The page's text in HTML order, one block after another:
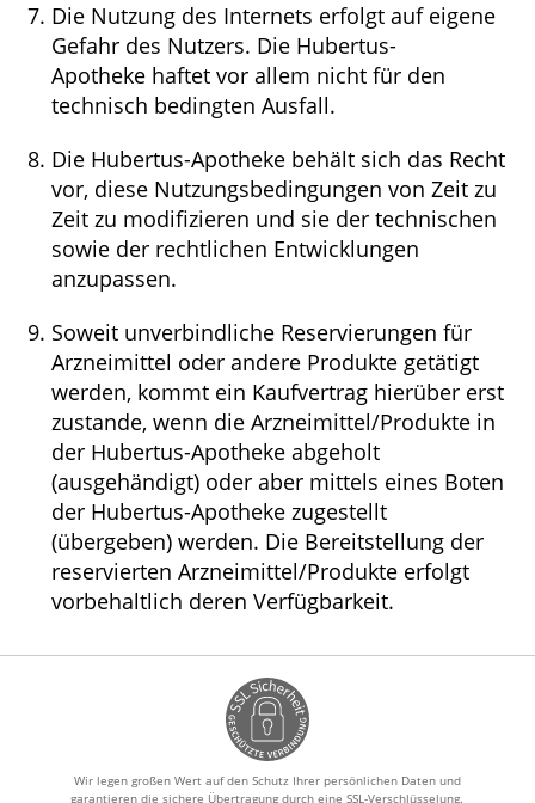
Die Nutzung des Internets erfolgt auf eigene
Gefahr des Nutzers. Die Hubertus-
Apotheke haftet vor allem nicht für den
technisch bedingten Ausfall.
Die Hubertus-Apotheke behält sich das Recht
vor, diese Nutzungsbedingungen von Zeit zu
Zeit zu modifizieren und sie der technischen
sowie der rechtlichen Entwicklungen
anzupassen.
Soweit unverbindliche Reservierungen für
Arzneimittel oder andere Produkte getätigt
werden, kommt ein Kaufvertrag hierüber erst
zustande, wenn die Arzneimittel/Produkte in
der Hubertus-Apotheke abgeholt
(ausgehändigt) oder aber mittels eines Boten
der Hubertus-Apotheke zugestellt
(übergeben) werden. Die Bereitstellung der
reservierten Arzneimittel/Produkte erfolgt
vorbehaltlich deren Verfügbarkeit.
Wir legen großen Wert auf den Schutz Ihrer persönlichen Daten und
garantieren die sichere Übertragung durch eine SSL-Verschlüsselung.